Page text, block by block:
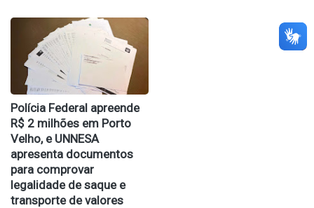
Polícia Federal apreende
R$ 2 milhões em Porto
Velho, e UNNESA
apresenta documentos
para comprovar
legalidade de saque e
transporte de valores